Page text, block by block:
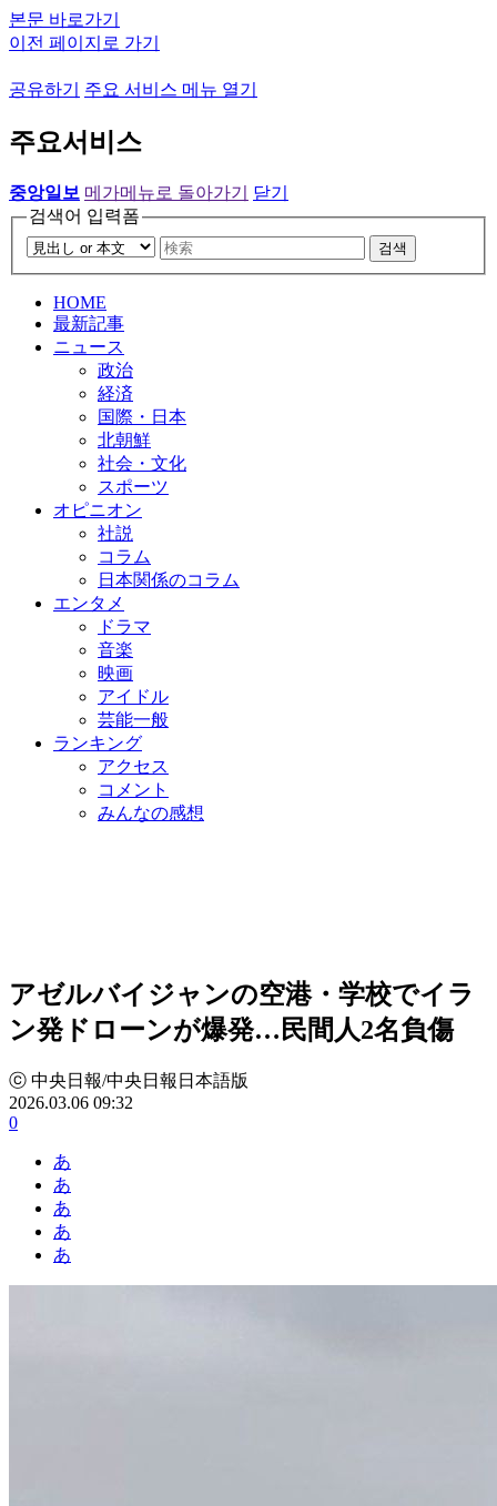
본문 바로가기
이전 페이지로 가기
공유하기 주요 서비스 메뉴 열기
주요서비스
중앙일보 메가메뉴로 돌아가기
닫기
검색어 입력폼
검색
HOME
最新記事
ニュース
政治
経済
国際・日本
北朝鮮
社会・文化
スポーツ
オピニオン
社説
コラム
日本関係のコラム
エンタメ
ドラマ
音楽
映画
アイドル
芸能一般
ランキング
アクセス
コメント
みんなの感想
アゼルバイジャンの空港・学校でイラ
ン発ドローンが爆発…民間人2名負傷
ⓒ 中央日報/中央日報日本語版
2026.03.06 09:32
0
あ
あ
あ
あ
あ